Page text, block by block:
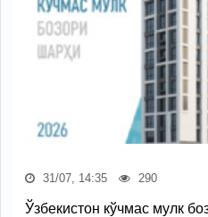
31/07, 14:35 290
Ўзбекистон кўчмас мулк